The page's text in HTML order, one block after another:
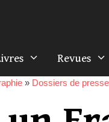
Revues
» Dossiers de presse